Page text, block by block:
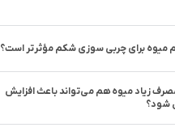
میوه برای چربی سوزی شکم مؤثرتر است؟
مصرف زیاد میوه هم می‌تواند باعث افزایش
شود؟